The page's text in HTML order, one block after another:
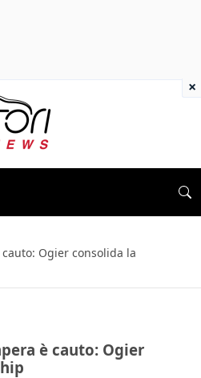
Ogier consolida la
è cauto: Ogier
×